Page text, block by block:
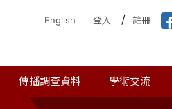
English 登入 / 註冊
傳播調查資料 學術交流